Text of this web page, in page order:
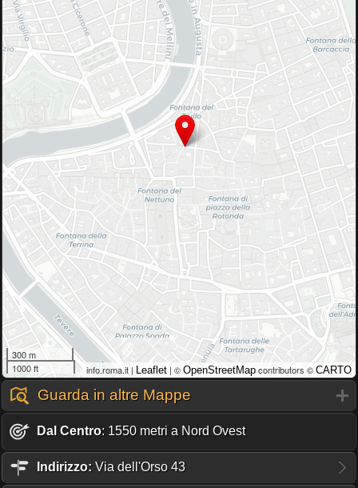
300 m
1000 ft
info.roma.it | Leaflet | © OpenStreetMap contributors © CARTO
Guarda in altre Mappe
Dal Centro: 1550 metri a Nord Ovest
Indirizzo: Via dell'Orso 43